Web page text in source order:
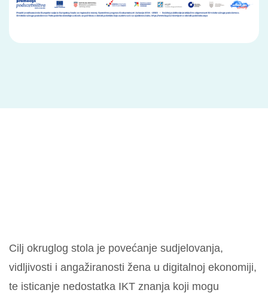
Cilj okruglog stola je povećanje sudjelovanja,
vidljivosti i angažiranosti žena u digitalnoj ekonomiji,
te isticanje nedostatka IKT znanja koji mogu